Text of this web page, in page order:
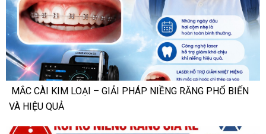
MẮC CÀI KIM LOẠI – GIẢI PHÁP NIỀNG RĂNG PHỔ BIẾN
VÀ HIỆU QUẢ